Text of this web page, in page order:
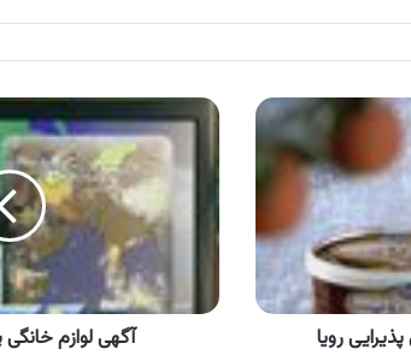
رویا
آگهی
خانگی
پارس
خزر
،
آگهی لوازم